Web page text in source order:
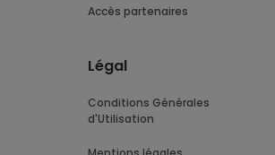
Accès partenaires
Légal
Conditions Générales
d'Utilisation